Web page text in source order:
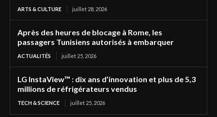
ARTS & CULTURE juillet 28, 2026
Après des heures de blocage à Rome, les
passagers Tunisiens autorisés à embarquer
ACTUALITÉS juillet 25, 2026
LG InstaView™ : dix ans d’innovation et plus de 5,3
millions de réfrigérateurs vendus
TECH & SCIENCE juillet 25, 2026